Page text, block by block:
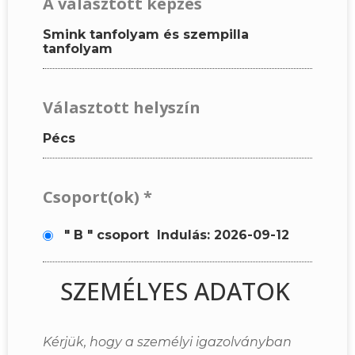
Smink tanfolyam és szempilla
tanfolyam
Választott helyszín
Pécs
Csoport(ok) *
" B " csoport Indulás: 2026-09-12
SZEMÉLYES ADATOK
Kérjük, hogy a személyi igazolványban